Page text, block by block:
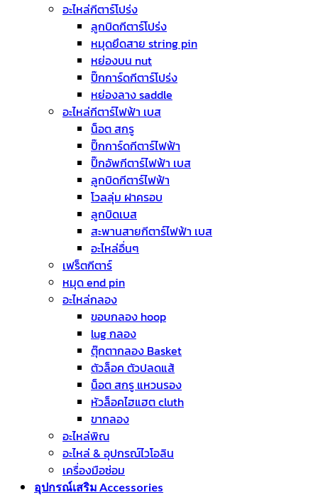
อะไหล่กีตาร์โปร่ง
ลูกบิดกีตาร์โปร่ง
หมุดยึดสาย string pin
หย่องบน nut
ปิ๊กการ์ดกีตาร์โปร่ง
หย่องลาง saddle
อะไหล่กีตาร์ไฟฟ้า เบส
น็อต สกรู
ปิ๊กการ์ดกีตาร์ไฟฟ้า
ปิ๊กอัพกีตาร์ไฟฟ้า เบส
ลูกบิดกีตาร์ไฟฟ้า
โวลลุ่ม ฝาครอบ
ลูกบิดเบส
สะพานสายกีตาร์ไฟฟ้า เบส
อะไหล่อื่นๆ
เฟร็ตกีตาร์
หมุด end pin
อะไหล่กลอง
ขอบกลอง hoop
lug กลอง
ตุ๊กตากลอง Basket
ตัวล็อค ตัวปลดแส้
น็อต สกรู แหวนรอง
หัวล็อคไฮแฮต cluth
ขากลอง
อะไหล่พิณ
อะไหล่ & อุปกรณ์ไวโอลิน
เครื่องมือซ่อม
อุปกรณ์เสริม Accessories